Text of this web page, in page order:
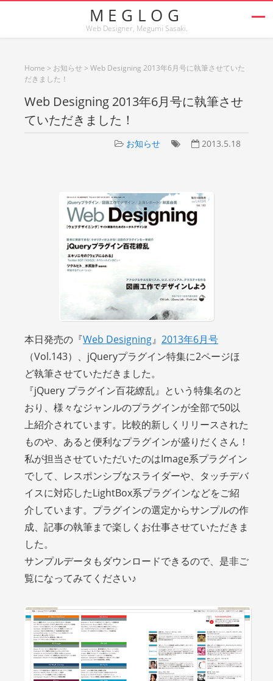
MEGLOG
Web Designer, Megumi Sasaki.
Home > お知らせ > Web Designing 2013年6月号に執筆させていた
だきました！
Web Designing 2013年6月号に執筆させ
ていただきました！
お知らせ 2013.5.18
本日発売の『Web Designing』 2013年6月号
（Vol.143）、jQueryプラグイン特集に2ページほ
ど執筆させていただきました。
『jQuery プラグイン百花繚乱』という特集名のと
おり、様々なジャンルのプラグインが全部で50以
上紹介されています。比較的新しくリリースされた
ものや、あると便利なプラグインが盛りだくさん！
私が担当させていただいたのはImage系プラグイン
でして、レスポンシブなスライダーや、タッチデバ
イスに対応したLightBox系プラグインなどをご紹
介しています。プラグインの選定からサンプルの作
成、記事の執筆まで楽しくお仕事させていただきま
した。
サンプルデータもダウンロードできるので、是非ご
覧になってみてください♪